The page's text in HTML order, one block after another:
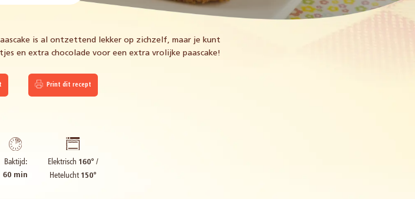
is al ontzettend lekker op zichzelf, maar je kunt
en extra chocolade voor een extra vrolijke paascake!
Print dit recept
Baktijd:
60 min
Elektrisch 160° /
Hetelucht 150°